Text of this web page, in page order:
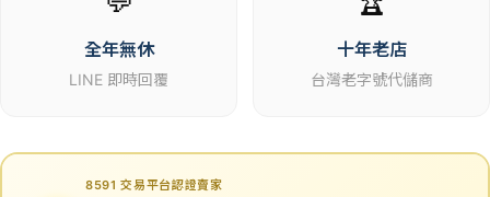
全年無休
LINE 即時回覆
十年老店
台灣老字號代儲商
8591 交易平台認證賣家